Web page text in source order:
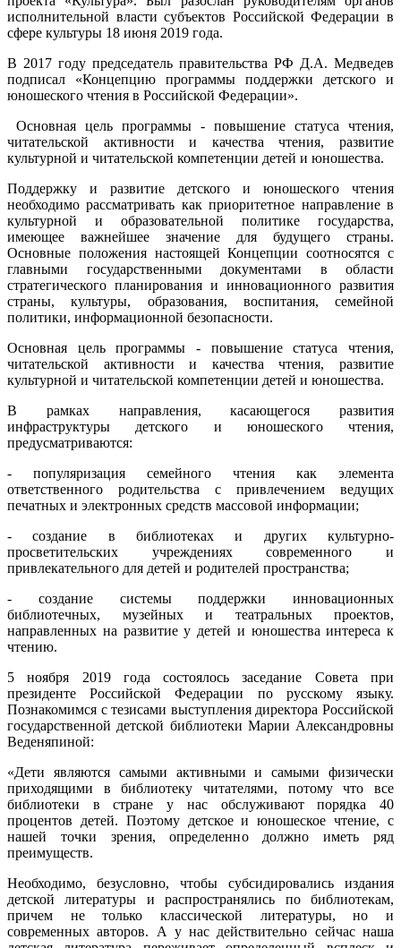
исполнительной власти субъектов Российской Федерации в
сфере культуры 18 июня 2019 года.
В 2017 году председатель правительства РФ Д.А. Медведев
подписал «Концепцию программы поддержки детского и
юношеского чтения в Российской Федерации».
Основная цель программы - повышение статуса чтения,
читательской активности и качества чтения, развитие
культурной и читательской компетенции детей и юношества.
Поддержку и развитие детского и юношеского чтения
необходимо рассматривать как приоритетное направление в
культурной и образовательной политике государства,
имеющее важнейшее значение для будущего страны.
Основные положения настоящей Концепции соотносятся с
главными государственными документами в области
стратегического планирования и инновационного развития
страны, культуры, образования, воспитания, семейной
политики, информационной безопасности.
Основная цель программы - повышение статуса чтения,
читательской активности и качества чтения, развитие
культурной и читательской компетенции детей и юношества.
В рамках направления, касающегося развития
инфраструктуры детского и юношеского чтения,
предусматриваются:
- популяризация семейного чтения как элемента
ответственного родительства с привлечением ведущих
печатных и электронных средств массовой информации;
- создание в библиотеках и других культурно-
просветительских учреждениях современного и
привлекательного для детей и родителей пространства;
- создание системы поддержки инновационных
библиотечных, музейных и театральных проектов,
направленных на развитие у детей и юношества интереса к
чтению.
5 ноября 2019 года состоялось заседание Совета при
президенте Российской Федерации по русскому языку.
Познакомимся с тезисами выступления директора Российской
государственной детской библиотеки Марии Александровны
Веденяпиной:
«Дети являются самыми активными и самыми физически
приходящими в библиотеку читателями, потому что все
библиотеки в стране у нас обслуживают порядка 40
процентов детей. Поэтому детское и юношеское чтение, с
нашей точки зрения, определенно должно иметь ряд
преимуществ.
Необходимо, безусловно, чтобы субсидировались издания
детской литературы и распространялись по библиотекам,
причем не только классической литературы, но и
современных авторов. А у нас действительно сейчас наша